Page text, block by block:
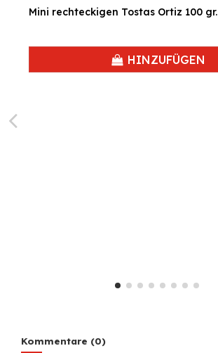
Mini rechteckigen Tostas Ortiz 100 gr.
HINZUFÜGEN
Kommentare (0)